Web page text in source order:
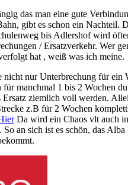
das man eine gute
gibt es schon ein Nachteil.
bis Adlershof wird
/ Ersatzverkehr. Wer
hat , weiß was ich meine.
nicht nur Unterbrechung für ein
für manchmal 1 bis 2 Wochen
Ersatz ziemlich voll werden.
z.B für 2 Wochen
Da wird ein Chaos vlt auch
So an sich ist es schön, das